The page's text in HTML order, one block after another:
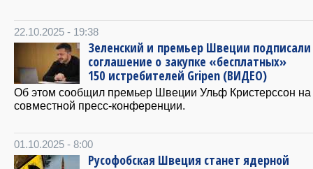
22.10.2025 - 19:38
Зеленский и премьер Швеции подписали
соглашение о закупке «бесплатных»
150 истребителей Gripen (ВИДЕО)
Об этом сообщил премьер Швеции Ульф Кристерссон на
совместной пресс-конференции.
01.10.2025 - 8:00
Русофобская Швеция станет ядерной